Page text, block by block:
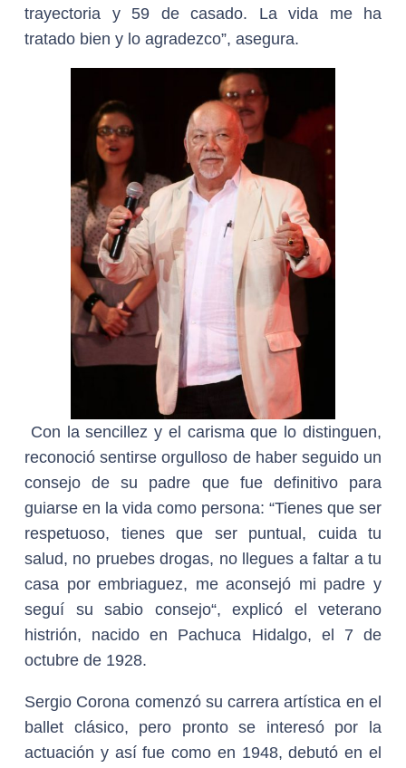
trayectoria y 59 de casado. La vida me ha
tratado bien y lo agradezco”, asegura.
Con la sencillez y el carisma que lo distinguen,
reconoció sentirse orgulloso de haber seguido un
consejo de su padre que fue definitivo para
guiarse en la vida como persona: “Tienes que ser
respetuoso, tienes que ser puntual, cuida tu
salud, no pruebes drogas, no llegues a faltar a tu
casa por embriaguez, me aconsejó mi padre y
seguí su sabio consejo“, explicó el veterano
histrión, nacido en Pachuca Hidalgo, el 7 de
octubre de 1928.
Sergio Corona comenzó su carrera artística en el
ballet clásico, pero pronto se interesó por la
actuación y así fue como en 1948, debutó en el